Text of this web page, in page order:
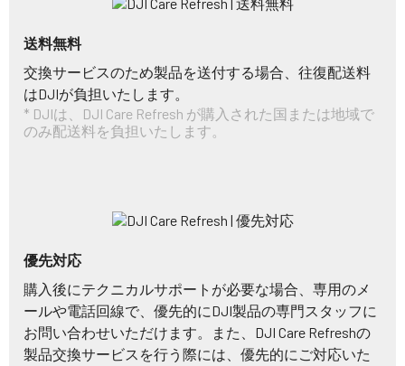
送料無料
交換サービスのため製品を送付する場合、往復配送料
はDJIが負担いたします。
* DJIは、DJI Care Refresh が購入された国または地域で
のみ配送料を負担いたします。
優先対応
購入後にテクニカルサポートが必要な場合、専用のメ
ールや電話回線で、優先的にDJI製品の専門スタッフに
お問い合わせいただけます。また、DJI Care Refreshの
製品交換サービスを行う際には、優先的にご対応いた